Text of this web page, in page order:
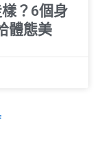
樣？6個身
體態美